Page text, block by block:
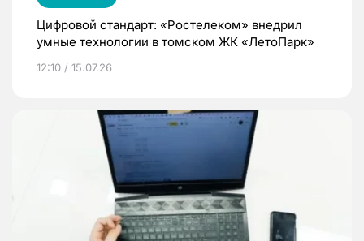
Цифровой стандарт: «Ростелеком» внедрил
умные технологии в томском ЖК «ЛетоПарк»
12:10 / 15.07.26